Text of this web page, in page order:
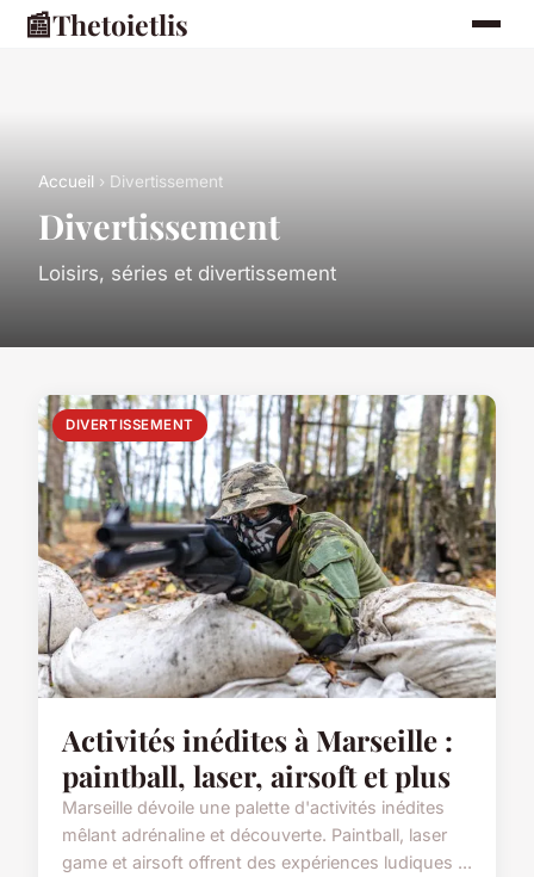
📰Thetoietlis
Accueil › Divertissement
Divertissement
Loisirs, séries et divertissement
DIVERTISSEMENT
Activités inédites à Marseille :
paintball, laser, airsoft et plus
Marseille dévoile une palette d'activités inédites
mêlant adrénaline et découverte. Paintball, laser
game et airsoft offrent des expériences ludiques ...